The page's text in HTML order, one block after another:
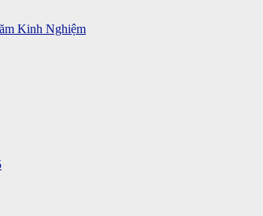
Kinh Nghiệm